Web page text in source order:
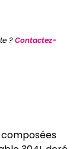
?Contactez-
composées